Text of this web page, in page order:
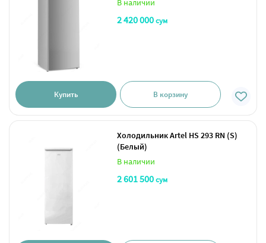
В наличии
2 420 000сум
Купить В корзину
Холодильник Artel HS 293 RN (S)
(Белый)
В наличии
2 601 500сум